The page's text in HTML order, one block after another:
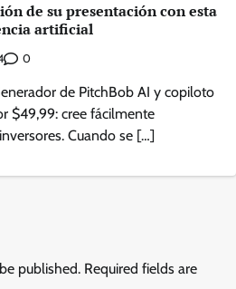
de su presentación con esta
artificial
0
de PitchBob AI y copiloto
$49,99: cree fácilmente
Cuando se […]
published. Required fields are